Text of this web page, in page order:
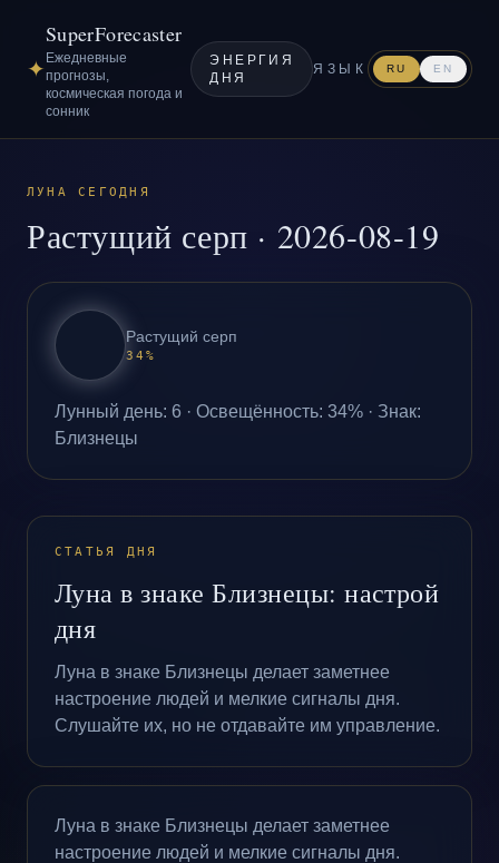
✦
SuperForecaster
Ежедневные
прогнозы,
космическая погода и
сонник
ЭНЕРГИЯ
ДНЯ
ЯЗЫК RU EN
ЛУНА СЕГОДНЯ
Растущий серп · 2026-08-19
Растущий серп
34%
Лунный день: 6 · Освещённость: 34% · Знак:
Близнецы
СТАТЬЯ ДНЯ
Луна в знаке Близнецы: настрой
дня
Луна в знаке Близнецы делает заметнее
настроение людей и мелкие сигналы дня.
Слушайте их, но не отдавайте им управление.
Луна в знаке Близнецы делает заметнее
настроение людей и мелкие сигналы дня.